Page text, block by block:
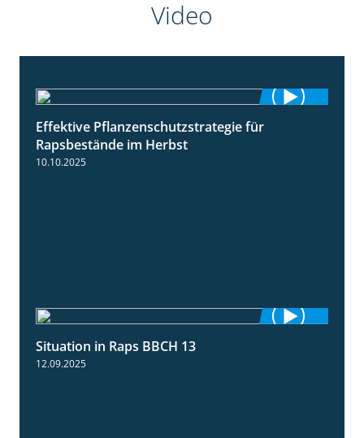
Video
Effektive Pflanzenschutzstrategie für
Rapsbestände im Herbst
10.10.2025
Situation in Raps BBCH 13
12.09.2025